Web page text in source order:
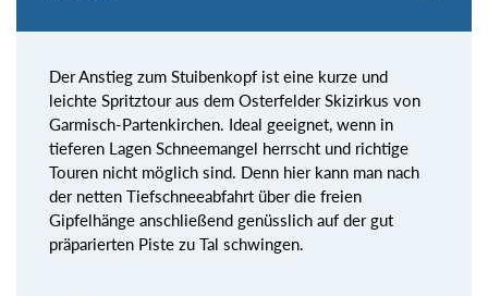
Der Anstieg zum Stuibenkopf ist eine kurze und
leichte Spritztour aus dem Osterfelder Skizirkus von
Garmisch-Partenkirchen. Ideal geeignet, wenn in
tieferen Lagen Schneemangel herrscht und richtige
Touren nicht möglich sind. Denn hier kann man nach
der netten Tiefschneeabfahrt über die freien
Gipfelhänge anschließend genüsslich auf der gut
präparierten Piste zu Tal schwingen.